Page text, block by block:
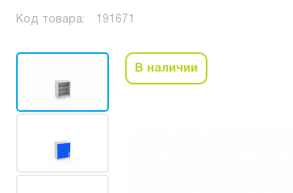
Код товара: 191671
В наличии